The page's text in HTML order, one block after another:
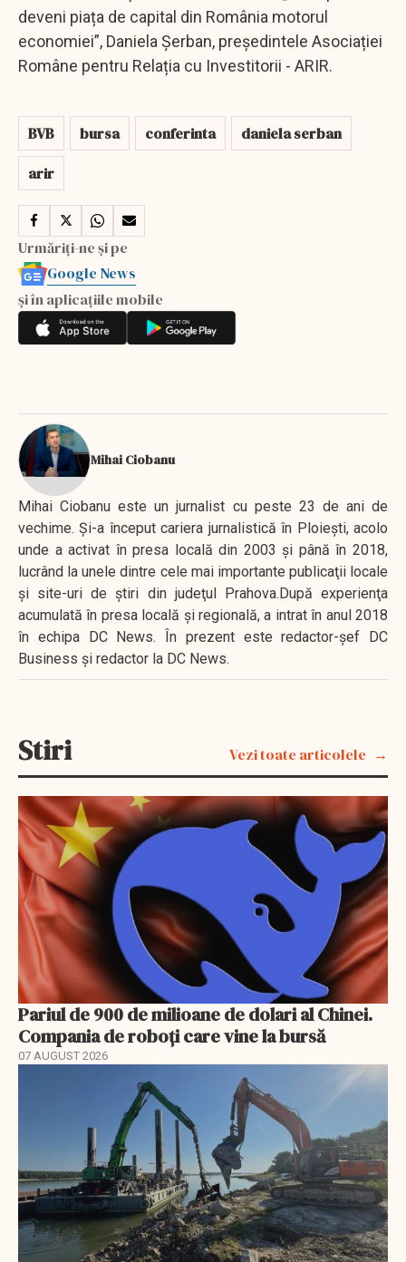
deveni piața de capital din România motorul
economiei”, Daniela Șerban, președintele Asociației
Române pentru Relația cu Investitorii - ARIR.
BVB bursa conferinta
daniela serban
arir
Urmăriți-ne și pe
Google News
și în aplicațiile mobile
Mihai Ciobanu
Mihai Ciobanu este un jurnalist cu peste 23 de ani de
vechime. Şi-a început cariera jurnalistică în Ploieşti, acolo
unde a activat în presa locală din 2003 şi până în 2018,
lucrând la unele dintre cele mai importante publicaţii locale
şi site-uri de ştiri din judeţul Prahova.După experienţa
acumulată în presa locală şi regională, a intrat în anul 2018
în echipa DC News. În prezent este redactor-şef DC
Business şi redactor la DC News.
Stiri Vezi toate articolele
Pariul de 900 de milioane de dolari al Chinei.
Compania de roboți care vine la bursă
07 AUGUST 2026